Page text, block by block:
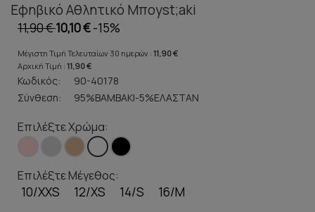
Εφηβικό Αθλητικό Μποyst;aki
11,90 €10,10 €-15%
Μέγιστη Τιμή Τελευταίων 30 ημερών : 11,90 €
Αρχική Τιμή : 11,90 €
Κωδικός:
90-40178
Σύνθεση:
95%ΒΑΜΒΑΚΙ-5%ΕΛΑΣΤΑΝ
Επιλέξτε Χρώμα:
Επιλέξτε Μέγεθος:
10/XXS 12/XS 14/S 16/M